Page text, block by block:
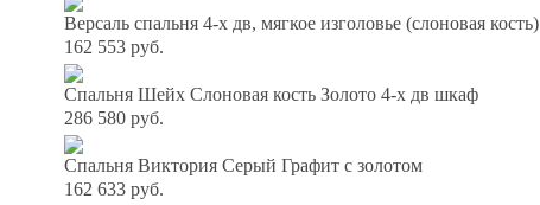
Версаль спальня 4-х дв, мягкое изголовье (слоновая кость)
162 553 руб.
Спальня Шейх Слоновая кость Золото 4-х дв шкаф
286 580 руб.
Спальня Виктория Серый Графит с золотом
162 633 руб.